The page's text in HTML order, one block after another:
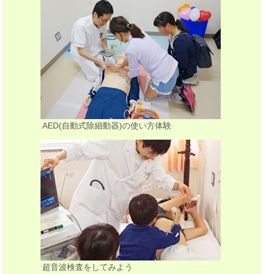
AED(自動式除細動器)の使い方体験
超音波検査をしてみよう